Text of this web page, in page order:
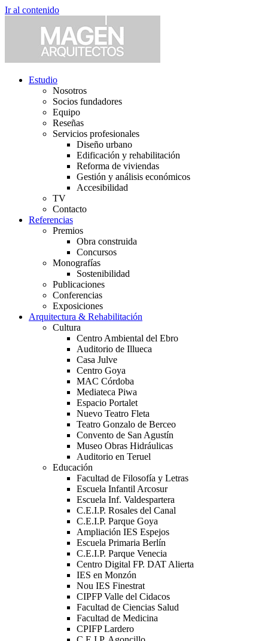
Ir al contenido
Estudio
Nosotros
Socios fundadores
Equipo
Reseñas
Servicios profesionales
Diseño urbano
Edificación y rehabilitación
Reforma de viviendas
Gestión y análisis económicos
Accesibilidad
TV
Contacto
Referencias
Premios
Obra construida
Concursos
Monografías
Sostenibilidad
Publicaciones
Conferencias
Exposiciones
Arquitectura & Rehabilitación
Cultura
Centro Ambiental del Ebro
Auditorio de Illueca
Casa Julve
Centro Goya
MAC Córdoba
Mediateca Piwa
Espacio Portalet
Nuevo Teatro Fleta
Teatro Gonzalo de Berceo
Convento de San Agustín
Museo Obras Hidráulicas
Auditorio en Teruel
Educación
Facultad de Filosofía y Letras
Escuela Infantil Arcosur
Escuela Inf. Valdespartera
C.E.I.P. Rosales del Canal
C.E.I.P. Parque Goya
Ampliación IES Espejos
Escuela Primaria Berlín
C.E.I.P. Parque Venecia
Centro Digital FP. DAT Alierta
IES en Monzón
Nou IES Finestrat
CIPFP Valle del Cidacos
Facultad de Ciencias Salud
Facultad de Medicina
CPIFP Lardero